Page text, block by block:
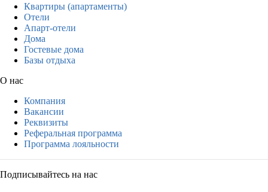
Квартиры (апартаменты)
Отели
Апарт-отели
Дома
Гостевые дома
Базы отдыха
О нас
Компания
Вакансии
Реквизиты
Реферальная программа
Программа лояльности
Подписывайтесь на нас